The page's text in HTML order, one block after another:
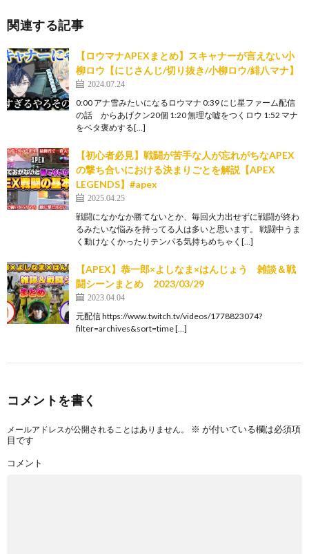
関連する記事
【ロウマナAPEXまとめ】スキャナーが言えない小
柳ロウ【にじさんじ/切り抜き/小柳ロウ/緋八マナ】
2024.07.24
0:00 アナ雪みたいになるロウマナ 0:39 にじ星ファーム配信
の話 からあげクン20個 1:20 無理な嘘をつくロウ 1:52 マナ
をベタ褒めする[…]
【初心者必見】戦闘が苦手な人が忘れがちなAPEX
の撃ち合いにおける決まりごとを解説【APEX
LEGENDS】#apex
2025.04.25
戦闘になかなか勝てないとか、毎回火力出せずに戦闘が終わ
るみたいな悩みを持ってる人は多いと思います。 戦闘中うま
く動けなくかったりテンパる気持ちめちゃく[…]
【APEX】恭一郎×よしなま×はんじょう 雑談＆戦
闘シーンまとめ 2023/03/29
2023.04.04
元配信 https://www.twitch.tv/videos/1778823074?
filter=archives&sort=time […]
コメントを書く
メールアドレスが公開されることはありません。 ※ が付いている欄は必須項
目です
コメント